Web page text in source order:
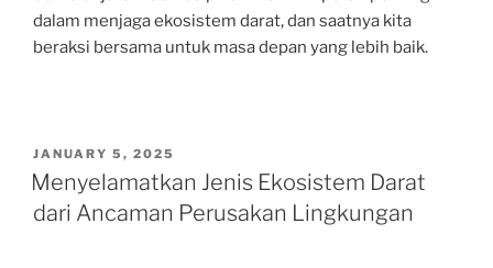
dalam menjaga ekosistem darat, dan saatnya kita
beraksi bersama untuk masa depan yang lebih baik.
POSTED
ON
JANUARY 5, 2025
Menyelamatkan Jenis Ekosistem Darat
dari Ancaman Perusakan Lingkungan